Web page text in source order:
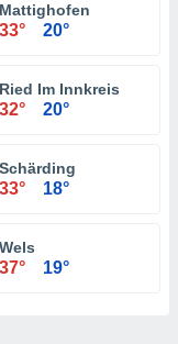
Mattighofen
33° 20°
Ried Im Innkreis
32° 20°
Schärding
33° 18°
Wels
37° 19°